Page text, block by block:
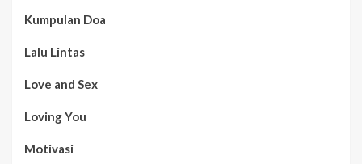
Kumpulan Doa
Lalu Lintas
Love and Sex
Loving You
Motivasi